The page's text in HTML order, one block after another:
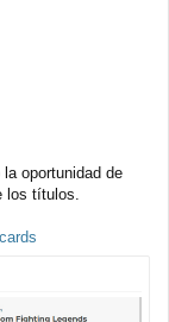
oportunidad de
los títulos.